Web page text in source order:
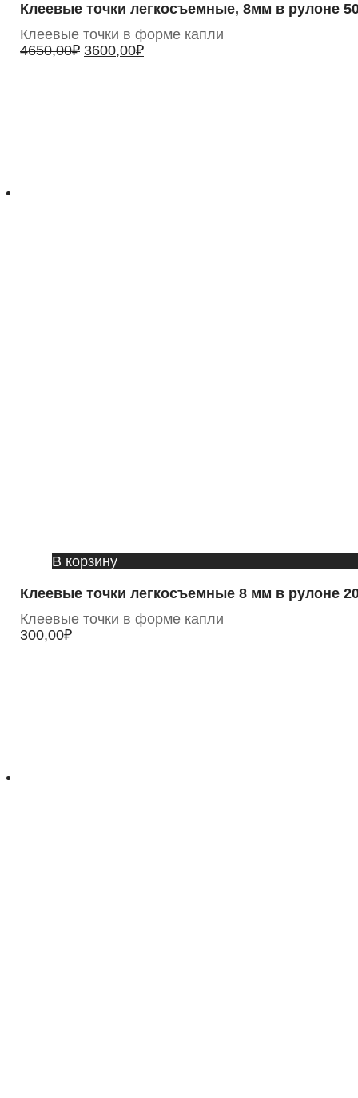
Клеевые точки легкосъемные, 8мм в рулоне
Клеевые точки в форме капли
4650,00₽ 3600,00₽
В корзину
Клеевые точки легкосъемные 8 мм в рулоне
Клеевые точки в форме капли
300,00₽